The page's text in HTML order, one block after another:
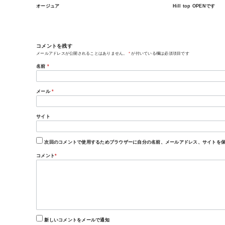
オージュア Hill top OPENです
コメントを残す
メールアドレスが公開されることはありません。 * が付いている欄は必須項目です
名前 *
メール *
サイト
次回のコメントで使用するためブラウザーに自分の名前、メールアドレス、サイトを保
コメント*
新しいコメントをメールで通知